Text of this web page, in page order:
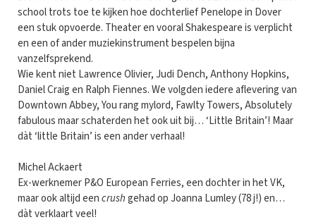
school trots toe te kijken hoe dochterlief Penelope in Dover
een stuk opvoerde. Theater en vooral Shakespeare is verplicht
en een of ander muziekinstrument bespelen bijna
vanzelfsprekend.
Wie kent niet Lawrence Olivier, Judi Dench, Anthony Hopkins,
Daniel Craig en Ralph Fiennes. We volgden iedere aflevering van
Downtown Abbey, You rang mylord, Fawlty Towers, Absolutely
fabulous maar schaterden het ook uit bij… ‘Little Britain’! Maar
dàt ‘little Britain’ is een ander verhaal!
Michel Ackaert
Ex-werknemer P&O European Ferries, een dochter in het VK,
maar ook altijd eencrushgehad op Joanna Lumley (78 j!) en…
dàt verklaart veel!